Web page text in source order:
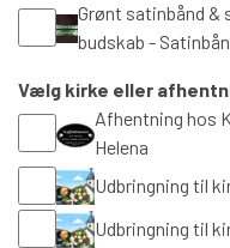
Grønt satinbånd &
budskab -
Vælg kirke eller
Afhentning hos
Helena
Udbringning til
Udbringning til